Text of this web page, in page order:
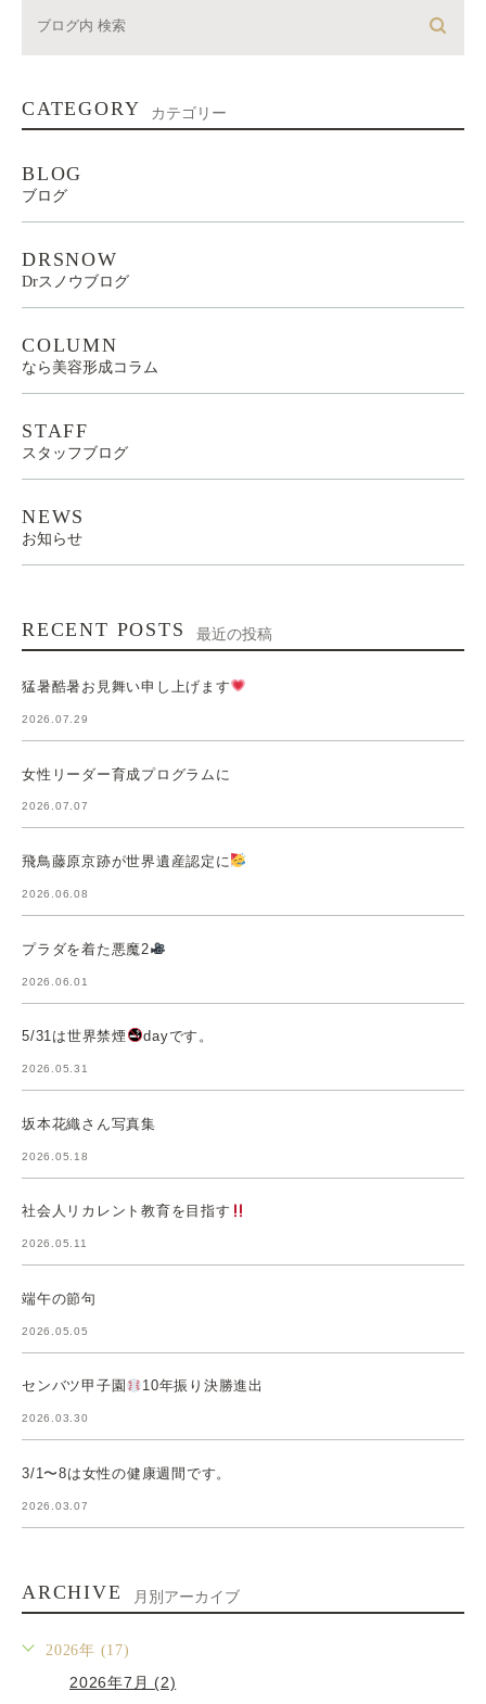
CATEGORY カテゴリー
BLOG
ブログ
DRSNOW
Drスノウブログ
COLUMN
なら美容形成コラム
STAFF
スタッフブログ
NEWS
お知らせ
RECENT POSTS 最近の投稿
猛暑酷暑お見舞い申し上げます
2026.07.29
女性リーダー育成プログラムに
2026.07.07
飛鳥藤原京跡が世界遺産認定に
2026.06.08
プラダを着た悪魔2
2026.06.01
5/31は世界禁煙 dayです。
2026.05.31
坂本花織さん写真集
2026.05.18
社会人リカレント教育を目指す
2026.05.11
端午の節句
2026.05.05
センバツ甲子園 10年振り決勝進出
2026.03.30
3/1〜8は女性の健康週間です。
2026.03.07
ARCHIVE 月別アーカイブ
2026年 (17)
2026年7月 (2)